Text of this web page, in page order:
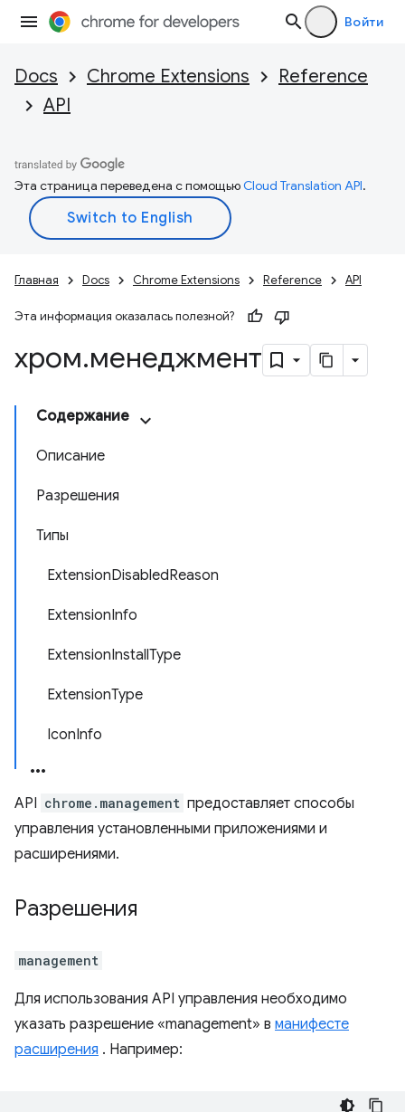
Войти
Docs Chrome Extensions
Reference
API
Эта страница переведена с помощьюCloud Translation API.
Главная Docs Chrome Extensions Reference API
Эта информация оказалась полезной?
хром.менеджмент
Содержание
Описание
Разрешения
Типы
ExtensionDisabledReason
ExtensionInfo
ExtensionInstallType
ExtensionType
IconInfo
API chrome.management предоставляет способы
управления установленными приложениями и
расширениями.
Разрешения
management
Для использования API управления необходимо
указать разрешение «management» в манифесте
расширения . Например: